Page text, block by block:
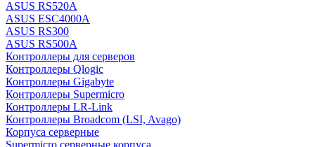
ASUS RS520A
ASUS ESC4000A
ASUS RS300
ASUS RS500A
Контроллеры для серверов
Контроллеры Qlogic
Контроллеры Gigabyte
Контроллеры Supermicro
Контроллеры LR-Link
Контроллеры Broadcom (LSI, Avago)
Корпуса серверные
Supermicro серверные корпуса